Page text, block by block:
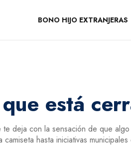
BONO HIJO EXTRANJERAS
está
deja con la sensación de que
hasta iniciativas